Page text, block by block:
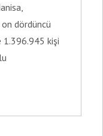
on dördüncü
1.396.945 kişi